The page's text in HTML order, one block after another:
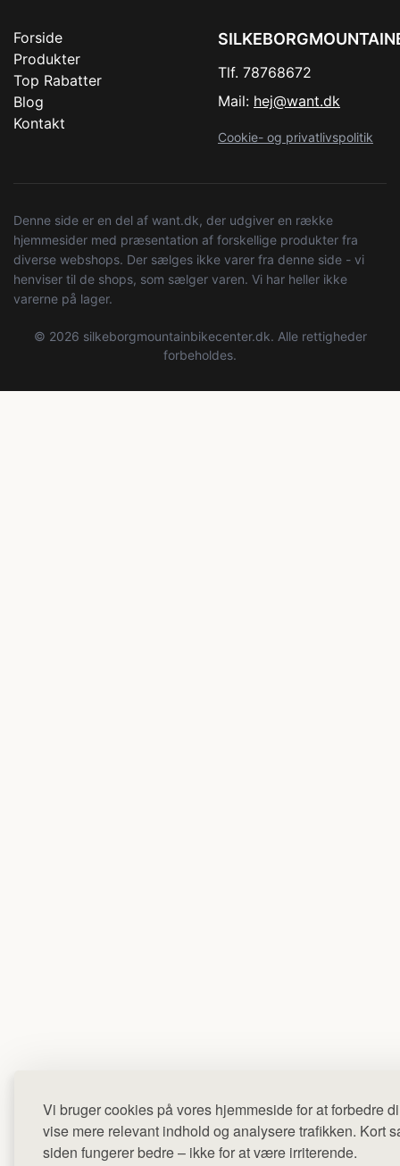
Vi bruger cookies på vores hjemmeside for at forbedre
vise mere relevant indhold og analysere trafikken. Kort
siden fungerer bedre – ikke for at være irriterende.
Forside
Produkter
Top Rabatter
Blog
Kontakt
Tlf. 78768672
Mail: hej@want.dk
Cookie- og privatlivspolitik
Denne side er en del af want.dk, der udgiver en række
hjemmesider med præsentation af forskellige produkter fra
diverse webshops. Der sælges ikke varer fra denne side - vi
henviser til de shops, som sælger varen. Vi har heller ikke
varerne på lager.
© 2026 silkeborgmountainbikecenter.dk. Alle rettigheder
forbeholdes.